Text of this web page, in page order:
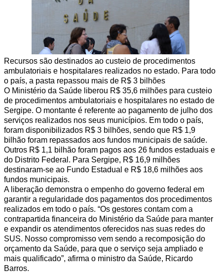
Recursos são destinados ao custeio de procedimentos
ambulatoriais e hospitalares realizados no estado. Para todo
o país, a pasta repassou mais de R$ 3 bilhões
O Ministério da Saúde liberou R$ 35,6 milhões para custeio
de procedimentos ambulatoriais e hospitalares no estado de
Sergipe. O montante é referente ao pagamento de julho dos
serviços realizados nos seus municípios. Em todo o país,
foram disponibilizados R$ 3 bilhões, sendo que R$ 1,9
bilhão foram repassados aos fundos municipais de saúde.
Outros R$ 1,1 bilhão foram pagos aos 26 fundos estaduais e
do Distrito Federal. Para Sergipe, R$ 16,9 milhões
destinaram-se ao Fundo Estadual e R$ 18,6 milhões aos
fundos municipais.
A liberação demonstra o empenho do governo federal em
garantir a regularidade dos pagamentos dos procedimentos
realizados em todo o país. “Os gestores contam com a
contrapartida financeira do Ministério da Saúde para manter
e expandir os atendimentos oferecidos nas suas redes do
SUS. Nosso compromisso vem sendo a recomposição do
orçamento da Saúde, para que o serviço seja ampliado e
mais qualificado”, afirma o ministro da Saúde, Ricardo
Barros.